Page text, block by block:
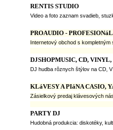
RENTIS STUDIO
Video a foto zaznam svadieb,
PROAUDIO -
Internetový obchod s
DJSHOPMUSIC, CD, VINYL,
DJ hudba rôznych štýlov na CD,
KLáVESY A PIáNA CASIO,
Zásielkový predaj klávesových
PARTY DJ
Hudobná produkcia: diskotéky,